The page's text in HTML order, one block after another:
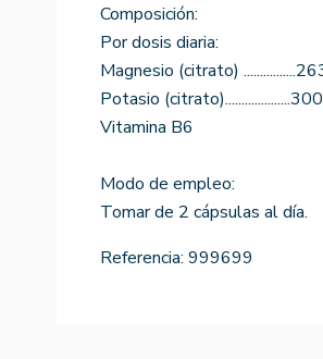
Composición:
Por dosis diaria:
Magnesio (citrato)
Potasio
Vitamina B6
Modo de empleo:
Tomar de 2 cápsulas al día.
Referencia: 999699